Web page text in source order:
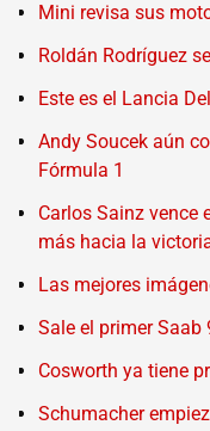
Mini revisa sus
Roldán Rodríguez
Este es el Lancia
Andy Soucek aún
Fórmula 1
Carlos Sainz vence
más hacia la
Las mejores
Sale el primer Saab
Cosworth ya tiene
Schumacher